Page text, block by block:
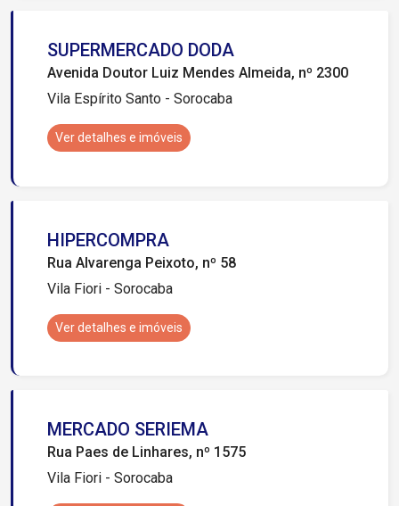
SUPERMERCADO DODA
Avenida Doutor Luiz Mendes Almeida, nº 2300
Vila Espírito Santo - Sorocaba
Ver detalhes e imóveis
HIPERCOMPRA
Rua Alvarenga Peixoto, nº 58
Vila Fiori - Sorocaba
Ver detalhes e imóveis
MERCADO SERIEMA
Rua Paes de Linhares, nº 1575
Vila Fiori - Sorocaba